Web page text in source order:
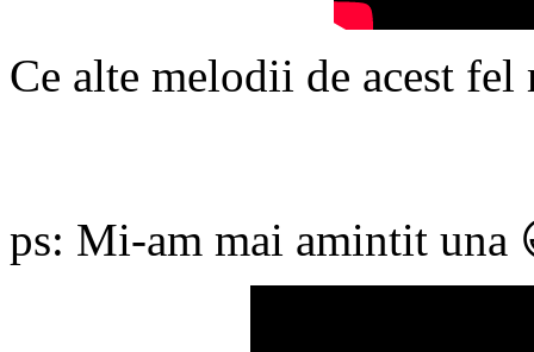
Ce alte melodii de acest
ps: Mi-am mai amintit una